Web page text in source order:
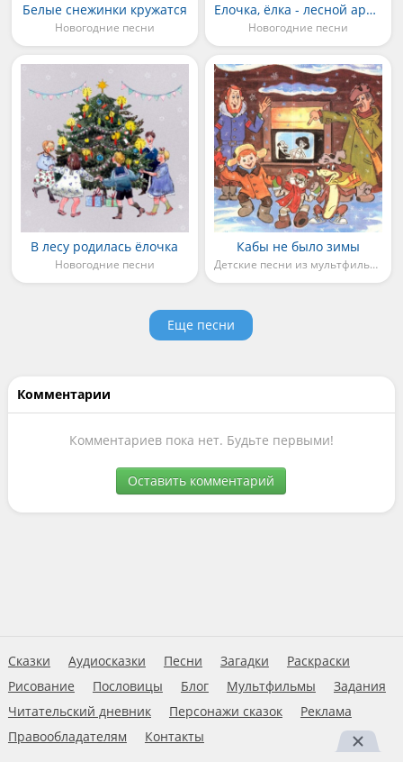
Белые снежинки кружатся
Новогодние песни
Елочка, ёлка - лесной аромат
Новогодние песни
В лесу родилась ёлочка
Новогодние песни
Кабы не было зимы
Детские песни из мультфильмов
Еще песни
Комментарии
Комментариев пока нет. Будьте первыми!
Оставить комментарий
Сказки Аудиосказки Песни Загадки
Раскраски
Рисование
Пословицы Блог Мультфильмы
Задания
Читательский дневник
Персонажи сказок
Реклама
Правообладателям
Контакты